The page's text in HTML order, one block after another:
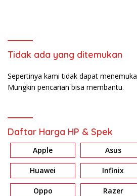
Tidak ada yang ditemukan
Sepertinya kami tidak dapat
Mungkin pencarian bisa membantu.
Daftar Harga HP & Spek
Apple Asus
Huawei Infinix
Oppo Razer